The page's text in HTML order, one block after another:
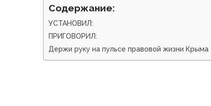
Содержание:
УСТАНОВИЛ:
ПРИГОВОРИЛ:
Держи руку на пульсе правовой жизни Крыма